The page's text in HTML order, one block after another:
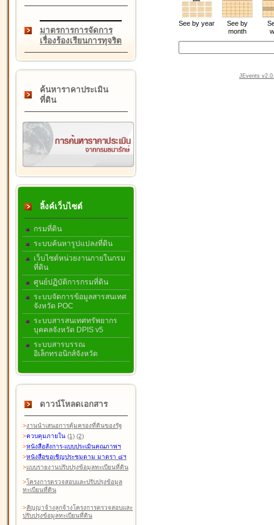
มาตรการการจัดการ
เรื่องร้องเรียนการทุจริต
ค้นหาราคาประเมิน
ที่ดิน
ลิ้งค์เว็บไซต์
กรมที่ดิน
ระบบค้นหารูปแปลงที่ดิน
เว็บไซต์หน่วยงานภายในกรม
ที่ดิน
ศูนย์ปฏิบัติการกรมที่ดิน
ระบบจัดการข้อมูลสารสนเทศ
จังหวัด POC
ระบบสารสนเทศทรัพยากร
บุคคลจังหวัด DPIS v5
ระบบสารบรรณ
อิเล็กทรอนิกส์จังหวัด
ดาวน์โหลดเอกสาร
>งานนำเสนอการคุ้มครองที่ดินของรัฐ
>ควบคุมภายใน (1) (2)
>หนังสือสังการ-แบบประเมินคุณภาพฯ
>หนังสือขอเชิญประชุมตาม มาตรา ๘ฯ
>แบบรายงานปรับปรุงข้อมูลทะเบียนที่ดิน
>โครงการตรวจสอบและปรับปรุงข้อมูล
ทะเบียนที่ดิน
>สัญญาจ้างลูกจ้างโครงการตรวจสอบและ
ปรับปรุงข้อมูลทะเบียนที่ดิน
See by year
See by
month
JEvents